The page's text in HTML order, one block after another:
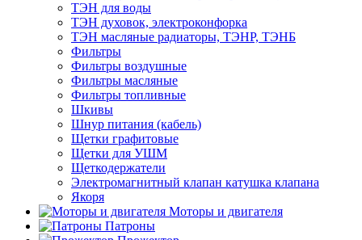
ТЭН для воды
ТЭН духовок, электроконфорка
ТЭН масляные радиаторы, ТЭНР, ТЭНБ
Фильтры
Фильтры воздушные
Фильтры масляные
Фильтры топливные
Шкивы
Шнур питания (кабель)
Щетки графитовые
Щетки для УШМ
Щеткодержатели
Электромагнитный клапан катушка клапана
Якоря
Моторы и двигателя
Патроны